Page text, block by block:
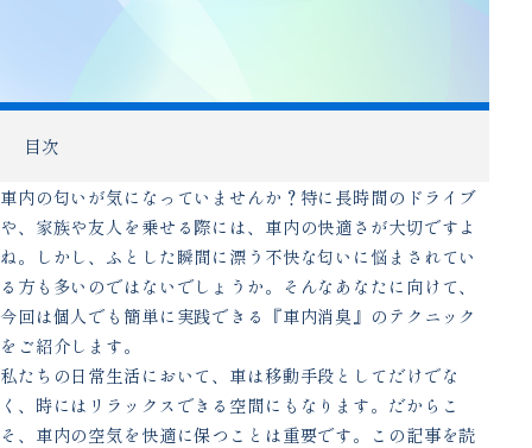
目次
車内の匂いが気になっていませんか？特に長時間のドライブ
や、家族や友人を乗せる際には、車内の快適さが大切ですよ
ね。しかし、ふとした瞬間に漂う不快な匂いに悩まされてい
る方も多いのではないでしょうか。そんなあなたに向けて、
今回は個人でも簡単に実践できる『車内消臭』のテクニック
をご紹介します。
私たちの日常生活において、車は移動手段としてだけでな
く、時にはリラックスできる空間にもなります。だからこ
そ、車内の空気を快適に保つことは重要です。この記事を読